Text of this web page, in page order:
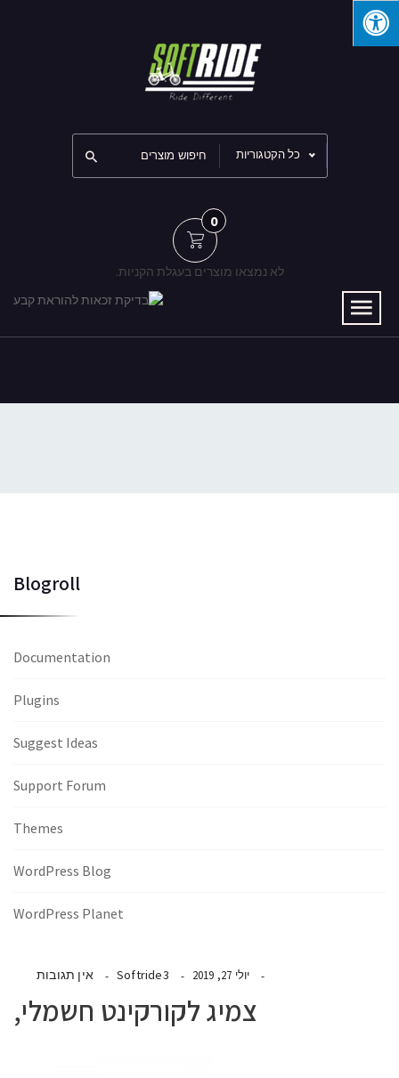
כל הקטגוריות
0
לא נמצאו מוצרים בעגלת הקניות.
יולי 27, 2019 Softride3 אין תגובות
צמיג לקורקינט חשמלי,
Blogroll
Documentation
Plugins
Suggest Ideas
Support Forum
Themes
WordPress Blog
WordPress Planet